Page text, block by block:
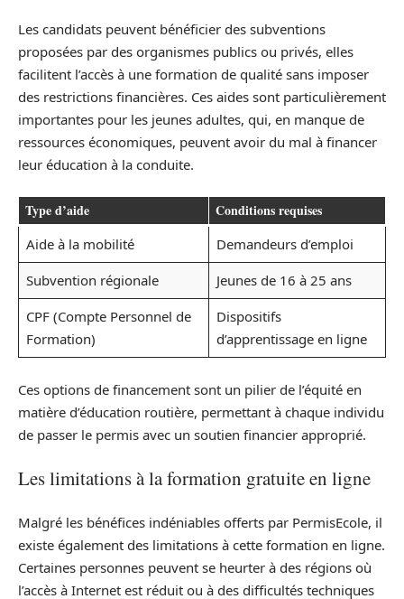
Les candidats peuvent bénéficier des subventions
proposées par des organismes publics ou privés, elles
facilitent l’accès à une formation de qualité sans imposer
des restrictions financières. Ces aides sont particulièrement
importantes pour les jeunes adultes, qui, en manque de
ressources économiques, peuvent avoir du mal à financer
leur éducation à la conduite.
Type d’aide Conditions requises
Aide à la mobilité
Demandeurs d’emploi
Subvention régionale
Jeunes de 16 à 25 ans
CPF (Compte Personnel de
Formation)
Dispositifs
d’apprentissage en ligne
Ces options de financement sont un pilier de l’équité en
matière d’éducation routière, permettant à chaque individu
de passer le permis avec un soutien financier approprié.
Les limitations à la formation gratuite en ligne
Malgré les bénéfices indéniables offerts par PermisEcole, il
existe également des limitations à cette formation en ligne.
Certaines personnes peuvent se heurter à des régions où
l’accès à Internet est réduit ou à des difficultés techniques